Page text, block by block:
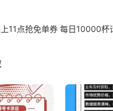
11点抢免单券 每日10000杯